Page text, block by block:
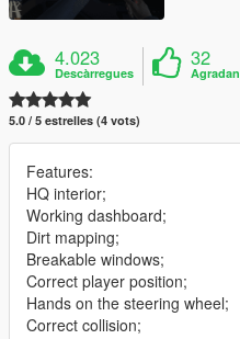
4.023
Descàrregues
32
Agradan
5.0 / 5 estrelles (4 vots)
Features:
HQ interior;
Working dashboard;
Dirt mapping;
Breakable windows;
Correct player position;
Hands on the steering wheel;
Correct collision;